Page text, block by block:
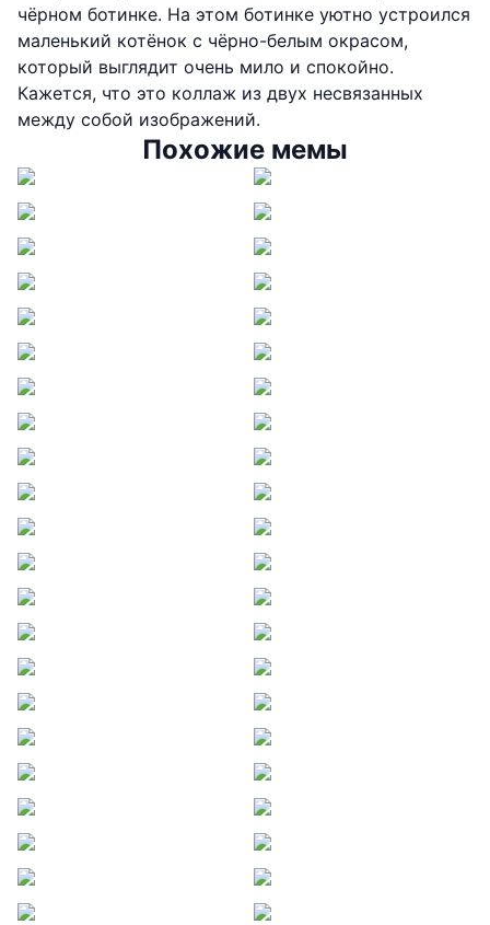
чёрном ботинке. На этом ботинке уютно устроился
маленький котёнок с чёрно-белым окрасом,
который выглядит очень мило и спокойно.
Кажется, что это коллаж из двух несвязанных
между собой изображений.
Похожие мемы